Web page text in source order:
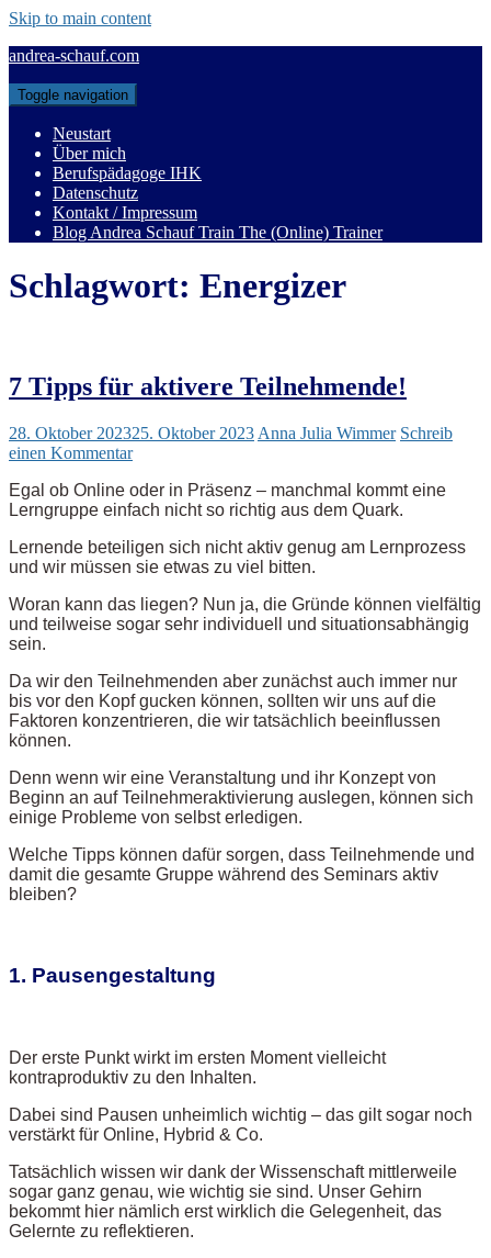
Skip to main content
andrea-schauf.com
Toggle navigation
Neustart
Über mich
Berufspädagoge IHK
Datenschutz
Kontakt / Impressum
Blog Andrea Schauf Train The (Online) Trainer
Schlagwort: Energizer
7 Tipps für aktivere Teilnehmende!
28. Oktober 202325. Oktober 2023 Anna Julia Wimmer Schreib
einen Kommentar
Egal ob Online oder in Präsenz – manchmal kommt eine
Lerngruppe einfach nicht so richtig aus dem Quark.
Lernende beteiligen sich nicht aktiv genug am Lernprozess
und wir müssen sie etwas zu viel bitten.
Woran kann das liegen? Nun ja, die Gründe können vielfältig
und teilweise sogar sehr individuell und situationsabhängig
sein.
Da wir den Teilnehmenden aber zunächst auch immer nur
bis vor den Kopf gucken können, sollten wir uns auf die
Faktoren konzentrieren, die wir tatsächlich beeinflussen
können.
Denn wenn wir eine Veranstaltung und ihr Konzept von
Beginn an auf Teilnehmeraktivierung auslegen, können sich
einige Probleme von selbst erledigen.
Welche Tipps können dafür sorgen, dass Teilnehmende und
damit die gesamte Gruppe während des Seminars aktiv
bleiben?
1. Pausengestaltung
Der erste Punkt wirkt im ersten Moment vielleicht
kontraproduktiv zu den Inhalten.
Dabei sind Pausen unheimlich wichtig – das gilt sogar noch
verstärkt für Online, Hybrid & Co.
Tatsächlich wissen wir dank der Wissenschaft mittlerweile
sogar ganz genau, wie wichtig sie sind. Unser Gehirn
bekommt hier nämlich erst wirklich die Gelegenheit, das
Gelernte zu reflektieren.